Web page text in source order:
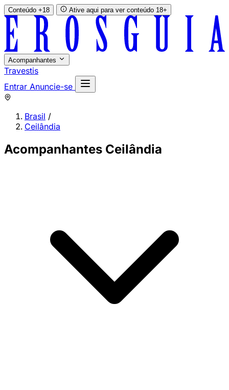
Conteúdo +18 Ative aqui para ver conteúdo 18+
Acompanhantes
Travestis
Entrar Anuncie-se
Brasil /
Ceilândia
Acompanhantes Ceilândia